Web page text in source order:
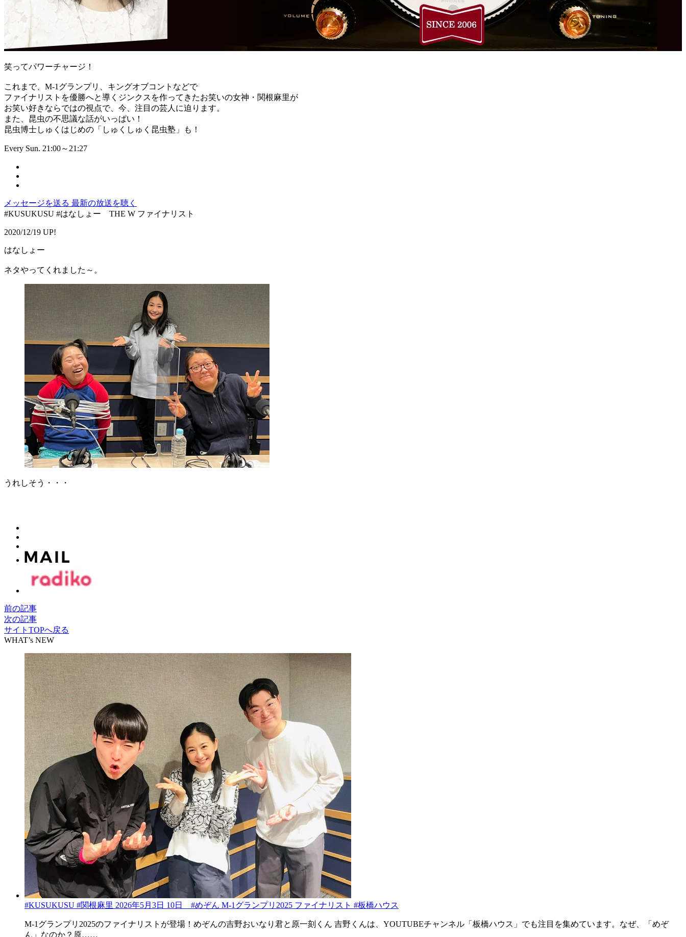
笑ってパワーチャージ！
これまで、M-1グランプリ、キングオブコントなどで
ファイナリストを優勝へと導くジンクスを作ってきたお笑いの女神・関根麻里が
お笑い好きならではの視点で、今、注目の芸人に迫ります。
また、昆虫の不思議な話がいっぱい！
昆虫博士しゅくはじめの「しゅくしゅく昆虫塾」も！
Every Sun. 21:00～21:27
メッセージを送る 最新の放送を聴く
#KUSUKUSU #はなしょー THE W ファイナリスト
2020/12/19 UP!
はなしょー
ネタやってくれました～。
うれしそう・・・
前の記事
次の記事
サイトTOPへ戻る
WHAT’s NEW
#KUSUKUSU #関根麻里 2026年5月3日 10日 #めぞん M-1グランプリ2025 ファイナリスト #板橋ハウス
M-1グランプリ2025のファイナリストが登場！めぞんの吉野おいなり君と原一刻くん 吉野くんは、YOUTUBEチャンネル「板橋ハウス」でも注目を集めています。なぜ、「めぞ
ん」なのか？原……